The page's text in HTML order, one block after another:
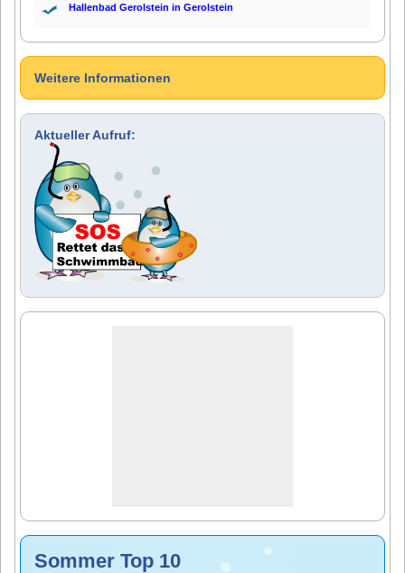
Hallenbad Gerolstein in Gerolstein
Weitere Informationen
Aktueller Aufruf:
Sommer Top 10